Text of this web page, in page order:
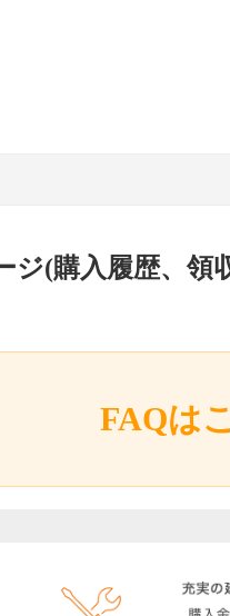
ジ(購入履歴、領
FAQは